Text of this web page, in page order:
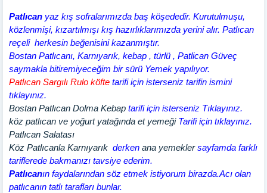
Patlıcan yaz kış sofralarımızda baş köşededir. Kurutulmuşu,
közlenmişi, kızartılmışı kış hazırlıklarımızda yerini alır. Patlıcan
reçeli herkesin beğenisini kazanmıştır.
Bostan Patlıcanı, Karnıyarık, kebap , türlü , Patlican Güveç
saymakla bitiremiyeceğim bir sürü Yemek yapılıyor.
Patlıcan Sargılı Rulo köfte tarifi için isterseniz tarifin ismini
tıklayınız.
Bostan Patlıcan Dolma Kebap tarifi için isterseniz Tıklayınız.
köz patlıcan ve yoğurt yatağında et yemeğiTarifi için tıklayınız.
Patlıcan Salatası
Köz Patlıcanla Karnıyarık derken ana yemeklersayfamda farklı
tariflerede bakmanızı tavsiye ederim.
Patlıcanın faydalarından söz etmek istiyorum birazda.Acı olan
patlıcanın tatlı tarafları bunlar.